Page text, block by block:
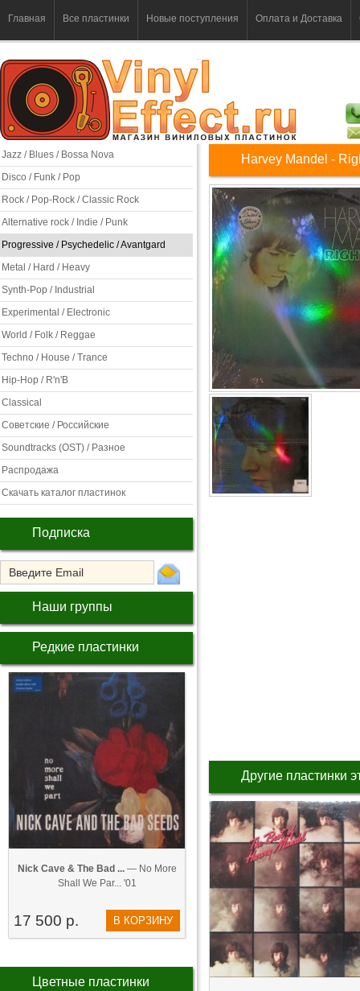
Главная Все пластинки Новые поступления Оплата и Доставка
Jazz / Blues / Bossa Nova
Disco / Funk / Pop
Rock / Pop-Rock / Classic Rock
Alternative rock / Indie / Punk
Progressive / Psychedelic / Avantgard
Metal / Hard / Heavy
Synth-Pop / Industrial
Experimental / Electronic
World / Folk / Reggae
Techno / House / Trance
Hip-Hop / R'n'B
Classical
Советские / Российские
Soundtracks (OST) / Разное
Распродажа
Скачать каталог пластинок
Подписка
Наши группы
Редкие пластинки
Nick Cave & The Bad ...— No More
Shall We Par... '01
17 500 р. В КОРЗИНУ
Цветные пластинки
Harvey Mandel -
Другие пластинки